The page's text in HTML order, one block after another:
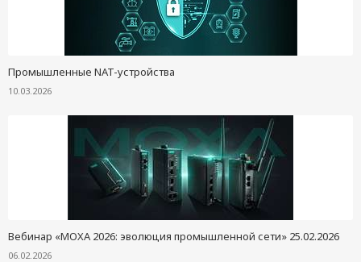
Промышленные NAT-устройства
10.03.2026
Вебинар «MOXA 2026: эволюция промышленной сети» 25.02.2026
06.02.2026